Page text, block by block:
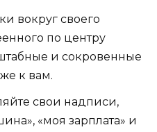
вокруг своего
по центру
и сокровенные
к вам.
свои надписи,
«моя зарплата» и